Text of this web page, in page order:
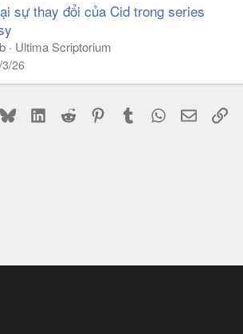
sự thay đổi của Cid trong series
Ultima Scriptorium
26
BlueskyLinkedIn
Reddit PinterestTumblr WhatsApp
Email